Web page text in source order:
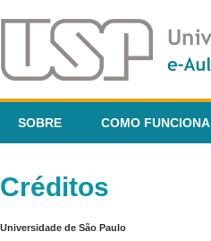
SOBRE COMO FUNCIONA
Créditos
Universidade de São Paulo